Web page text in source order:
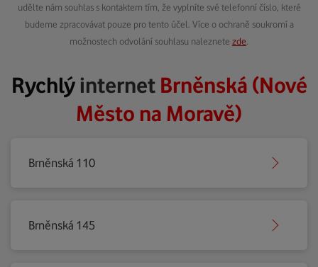
udělte nám souhlas s kontaktem tím, že vyplníte své telefonní číslo, které
budeme zpracovávat pouze pro tento účel. Více o ochraně soukromí a
možnostech odvolání souhlasu naleznete zde
Rychlýinternet Brněnská (Nové
Město na Moravě)
Brněnská 110
Brněnská 145